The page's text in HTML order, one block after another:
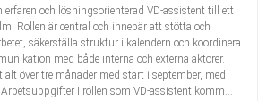
erfaren och lösningsorienterad VD-assistent till ett
Rollen är central och innebär att stötta och
säkerställa struktur i kalendern och koordinera
med både interna och externa aktörer.
över tre månader med start i september, med
I rollen som VD-assistent komm...